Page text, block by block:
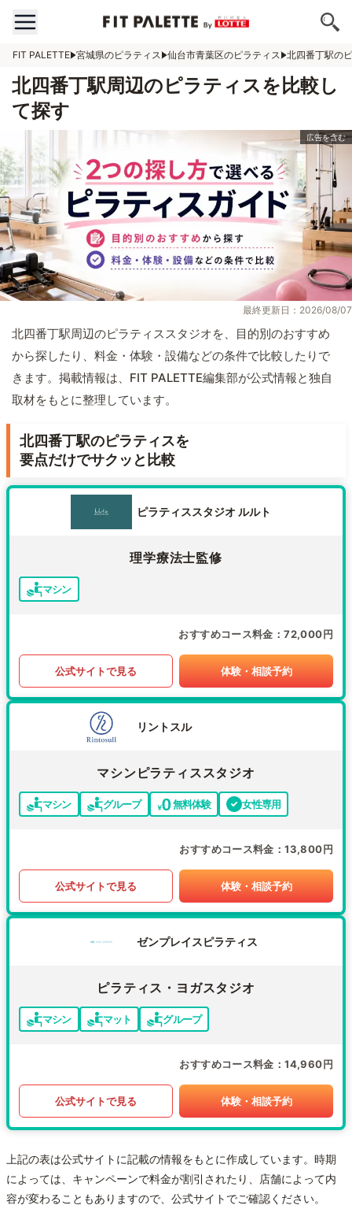
FIT PALETTE 宮城県のピラティス 仙台市青葉区のピラティス 北四番丁駅の
北四番丁駅周辺のピラティスを比較し
て探す
最終更新日：2026/08/07
北四番丁駅周辺のピラティススタジオを、目的別のおすすめ
から探したり、料金・体験・設備などの条件で比較したりで
きます。掲載情報は、FIT PALETTE編集部が公式情報と独自
取材をもとに整理しています。
北四番丁駅のピラティスを
要点だけでサクッと比較
ピラティススタジオ ルルト
理学療法士監修
マシン
おすすめコース料金 72,000円
公式サイトで見る 体験・相談予約
リントスル
マシンピラティススタジオ
マシン グループ 無料体験 女性専用
おすすめコース料金 13,800円
公式サイトで見る 体験・相談予約
ゼンプレイスピラティス
ピラティス・ヨガスタジオ
マシン マット グループ
おすすめコース料金 14,960円
公式サイトで見る 体験・相談予約
上記の表は公式サイトに記載の情報をもとに作成しています。時期
によっては、キャンペーンで料金が割引されたり、店舗によって内
容が変わることもありますので、公式サイトでご確認ください。